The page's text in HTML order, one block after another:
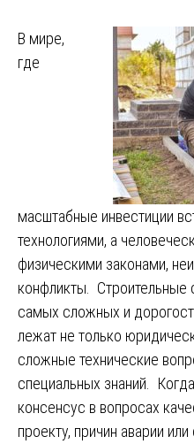
В мире,
где
масштабные инвестиции
технологиями, а
физическими законами,
конфликты. Строительные
самых сложных и
лежат не только
сложные технические
специальных знаний.
консенсус в вопросах
проекту, причин аварии